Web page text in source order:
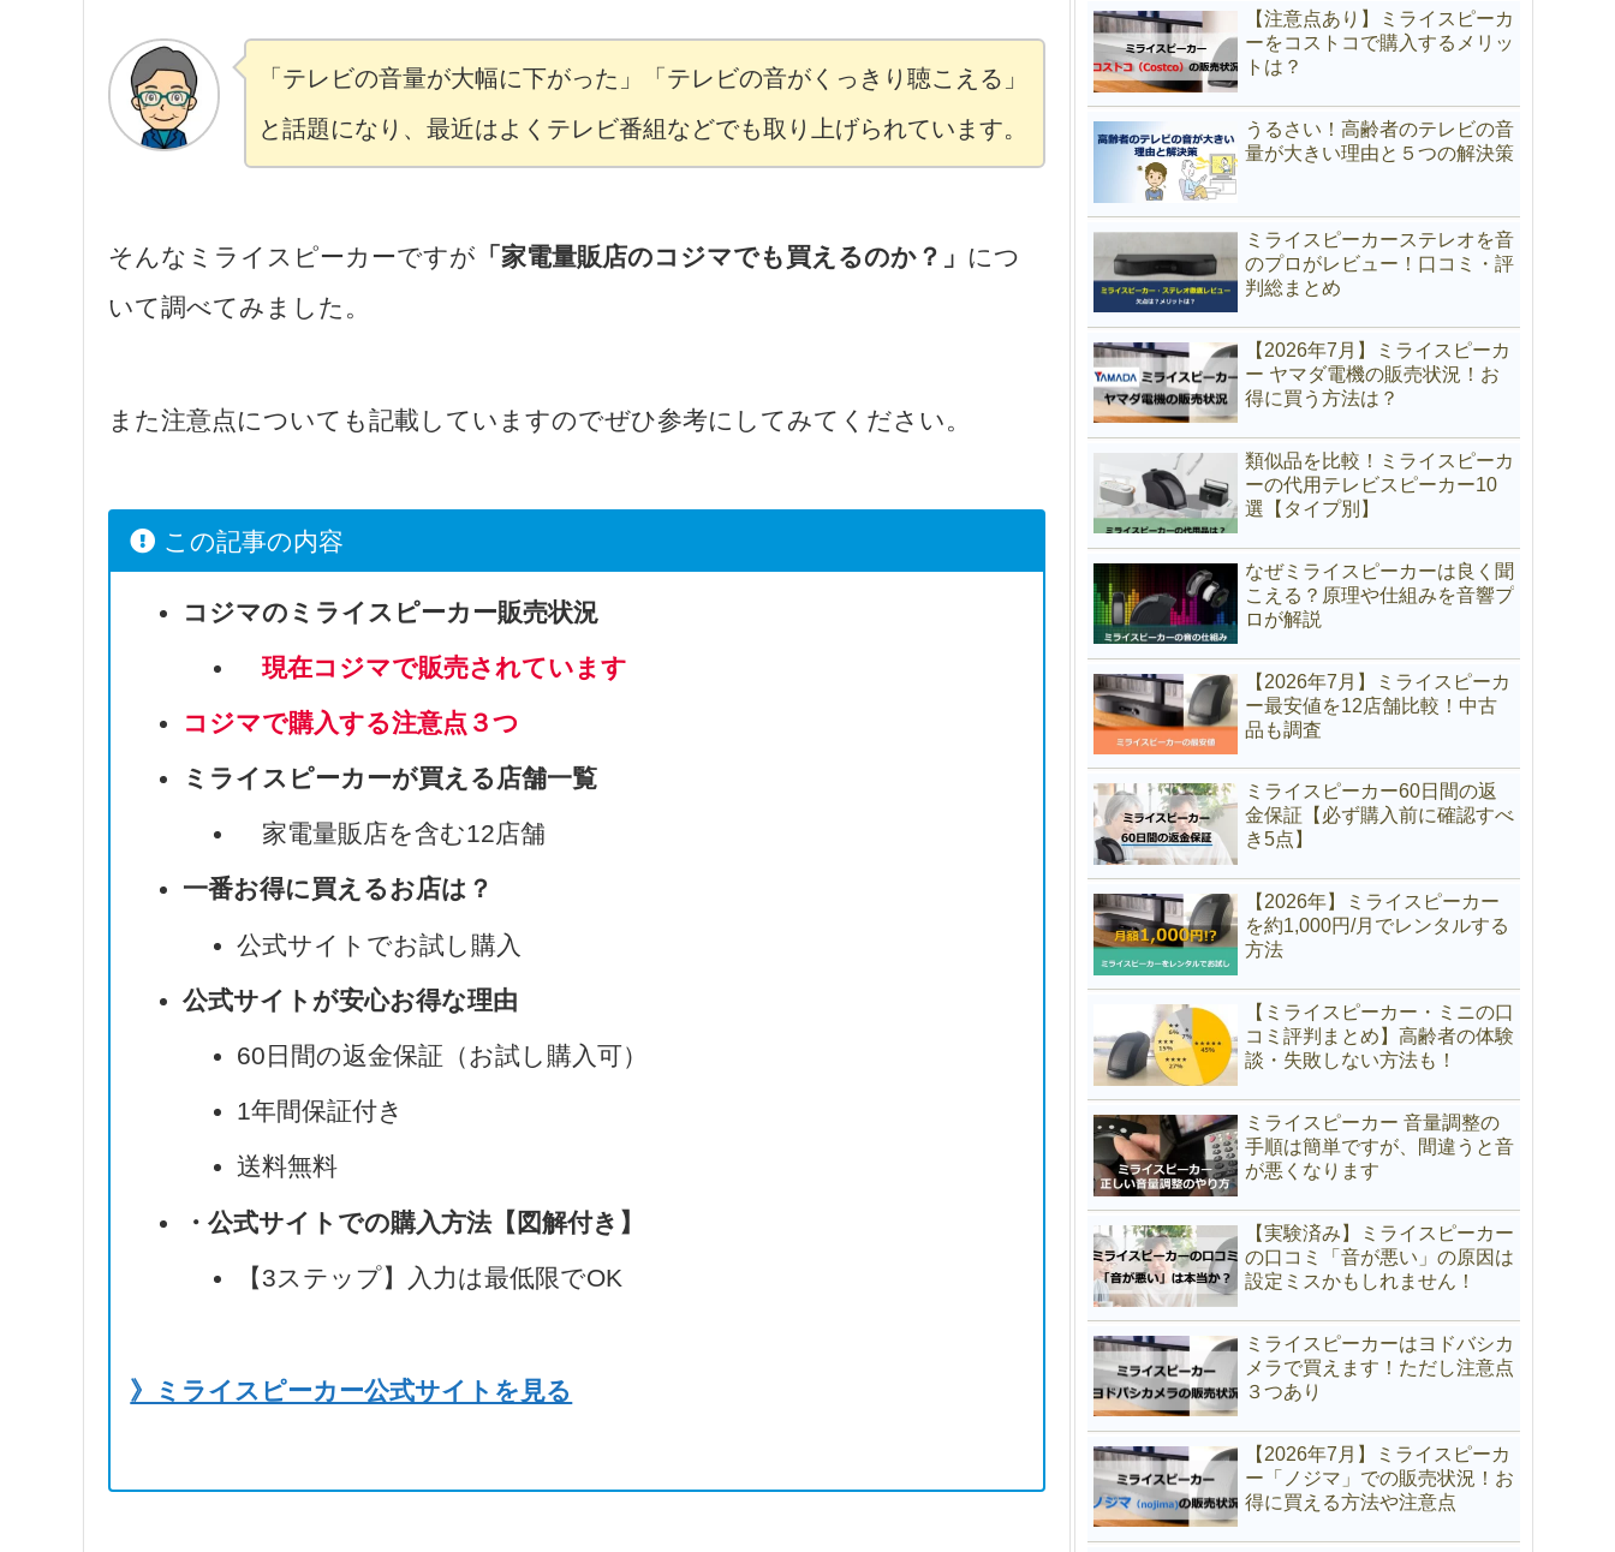
「テレビの音量が大幅に下がった」「テレビの音がくっきり聴こえる」
と話題になり、最近はよくテレビ番組などでも取り上げられています。
そんなミライスピーカーですが 「家電量販店のコジマでも買えるのか？」 につ
いて調べてみました。
また注意点についても記載していますのでぜひ参考にしてみてください。
この記事の内容
コジマのミライスピーカー販売状況
現在コジマで販売されています
コジマで購入する注意点３つ
ミライスピーカーが買える店舗一覧
家電量販店を含む12店舗
一番お得に買えるお店は？
公式サイトでお試し購入
公式サイトが安心お得な理由
60日間の返金保証（お試し購入可）
1年間保証付き
送料無料
・公式サイトでの購入方法【図解付き】
【3ステップ】入力は最低限でOK
》ミライスピーカー公式サイトを見る
【注意点あり】ミライスピーカ
ーをコストコで購入するメリッ
トは？
うるさい！高齢者のテレビの音
量が大きい理由と５つの解決策
ミライスピーカーステレオを音
のプロがレビュー！口コミ・評
判総まとめ
【2026年7月】ミライスピーカ
ー ヤマダ電機の販売状況！お
得に買う方法は？
類似品を比較！ミライスピーカ
ーの代用テレビスピーカー10
選【タイプ別】
なぜミライスピーカーは良く聞
こえる？原理や仕組みを音響プ
ロが解説
【2026年7月】ミライスピーカ
ー最安値を12店舗比較！中古
品も調査
ミライスピーカー60日間の返
金保証【必ず購入前に確認すべ
き5点】
【2026年】ミライスピーカー
を約1,000円/月でレンタルする
方法
【ミライスピーカー・ミニの口
コミ評判まとめ】高齢者の体験
談・失敗しない方法も！
ミライスピーカー 音量調整の
手順は簡単ですが、間違うと音
が悪くなります
【実験済み】ミライスピーカー
の口コミ「音が悪い」の原因は
設定ミスかもしれません！
ミライスピーカーはヨドバシカ
メラで買えます！ただし注意点
３つあり
【2026年7月】ミライスピーカ
ー「ノジマ」での販売状況！お
得に買える方法や注意点